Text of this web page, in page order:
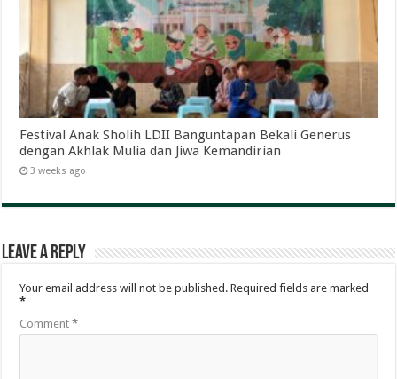
Festival Anak Sholih LDII Banguntapan Bekali Generus
dengan Akhlak Mulia dan Jiwa Kemandirian
3 weeks ago
Leave a Reply
Your email address will not be published. Required fields are marked
*
Comment*